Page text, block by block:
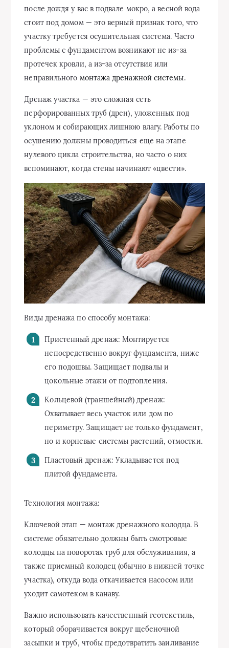
после дождя у вас в подвале мокро, а весной вода
стоит под домом — это верный признак того, что
участку требуется осушительная система. Часто
проблемы с фундаментом возникают не из-за
протечек кровли, а из-за отсутствия или
неправильного монтажа дренажной системы.
Дренаж участка — это сложная сеть
перфорированных труб (дрен), уложенных под
уклоном и собирающих лишнюю влагу. Работы по
осушению должны проводиться еще на этапе
нулевого цикла строительства, но часто о них
вспоминают, когда стены начинают «цвести».
Виды дренажа по способу монтажа:
Пристенный дренаж: Монтируется
непосредственно вокруг фундамента, ниже
его подошвы. Защищает подвалы и
цокольные этажи от подтопления.
Кольцевой (траншейный) дренаж:
Охватывает весь участок или дом по
периметру. Защищает не только фундамент,
но и корневые системы растений, отмостки.
Пластовый дренаж: Укладывается под
плитой фундамента.
Технология монтажа:
Ключевой этап — монтаж дренажного колодца. В
системе обязательно должны быть смотровые
колодцы на поворотах труб для обслуживания, а
также приемный колодец (обычно в нижней точке
участка), откуда вода откачивается насосом или
уходит самотеком в канаву.
Важно использовать качественный геотекстиль,
который оборачивается вокруг щебеночной
засыпки и труб, чтобы предотвратить заиливание